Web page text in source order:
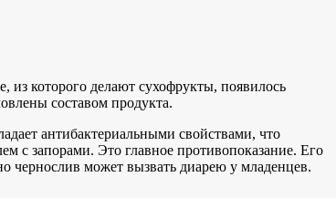
которого делают сухофрукты, появилось
составом продукта.
антибактериальными свойствами, что
с запорами. Это главное противопоказание. Его
чернослив может вызвать диарею у младенцев.